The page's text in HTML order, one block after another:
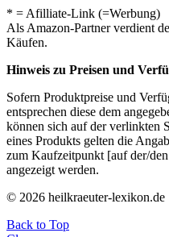
* = Afilliate-Link (=Werbung)
Als Amazon-Partner verdient
Käufen.
Hinweis zu Preisen und
Sofern Produktpreise und
entsprechen diese dem
können sich auf der verlinkten
eines Produkts gelten die
zum Kaufzeitpunkt [auf der/
angezeigt werden.
© 2026 heilkraeuter-lexikon.de
Back to Top